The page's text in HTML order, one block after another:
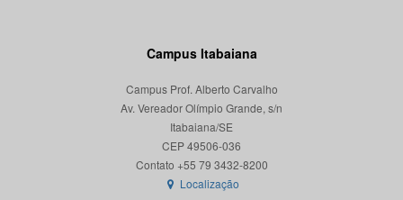
Campus Itabaiana
Campus Prof. Alberto Carvalho
Av. Vereador Olímpio Grande, s/n
Itabaiana/SE
CEP 49506-036
Localização